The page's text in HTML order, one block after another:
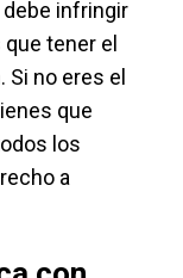
infringir
tener el
no eres el
que
los
a